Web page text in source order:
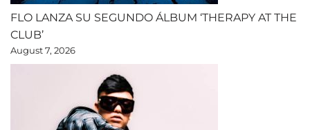
FLO LANZA SU SEGUNDO ÁLBUM ‘THERAPY AT THE
CLUB’
August 7, 2026